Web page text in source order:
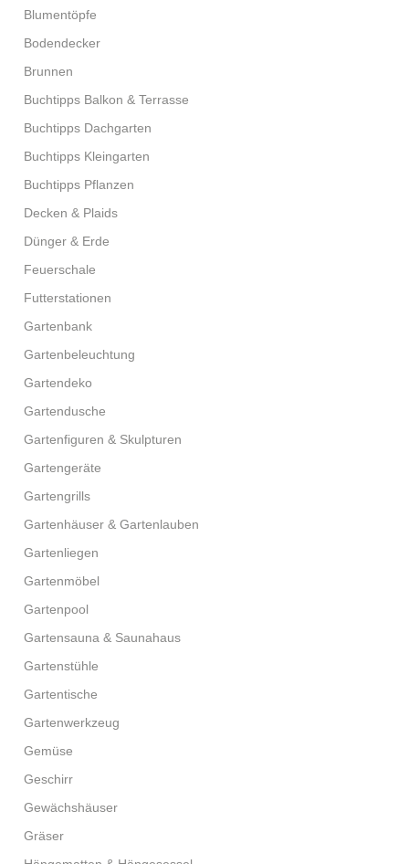
Blumentöpfe
Bodendecker
Brunnen
Buchtipps Balkon & Terrasse
Buchtipps Dachgarten
Buchtipps Kleingarten
Buchtipps Pflanzen
Decken & Plaids
Dünger & Erde
Feuerschale
Futterstationen
Gartenbank
Gartenbeleuchtung
Gartendeko
Gartendusche
Gartenfiguren & Skulpturen
Gartengeräte
Gartengrills
Gartenhäuser & Gartenlauben
Gartenliegen
Gartenmöbel
Gartenpool
Gartensauna & Saunahaus
Gartenstühle
Gartentische
Gartenwerkzeug
Gemüse
Geschirr
Gewächshäuser
Gräser